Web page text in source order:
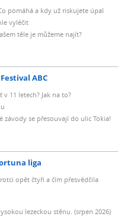
pomáhá a kdy už riskujete úpal
vyléčit
těle je můžeme najít?
Festival ABC
11 letech? Jak na to?
závody se přesouvají do ulic Tokia!
liga
opět čtyři a čím přesvědčila
lezeckou stěnu. (srpen 2026)